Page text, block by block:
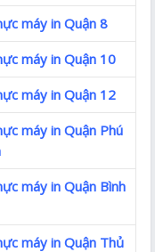
máy in Quận 8
máy in Quận 10
máy in Quận 12
máy in Quận Phú
máy in Quận Bình
máy in Quận Thủ